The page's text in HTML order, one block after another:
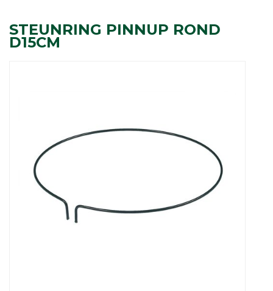
STEUNRING PINNUP ROND
D15CM